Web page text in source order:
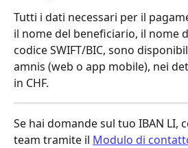
Tutti i dati necessari per il
il nome del beneficiario, il nome
codice SWIFT/BIC, sono
amnis (web o app mobile), nei
in CHF.
Se hai domande sul tuo IBAN LI,
team tramite il Modulo di